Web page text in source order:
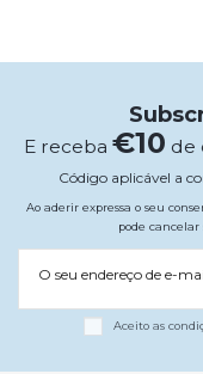
E receba €10 de
Código aplicável a
Ao aderir expressa o seu
pode
O seu endereço de e-
Aceito as